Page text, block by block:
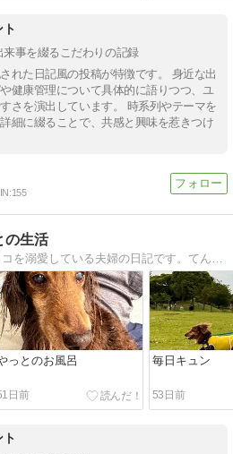
昨夕食_(_^_)_
ト
来事を綴るこだわりの記録
れた日記風の投稿が特徴です。 身近な出
健康管理について具体的に語りつつ、ユ
さを演出しています。 時系列やテーマを
細に綴ることで、共感と興味を惹きつけ
155
生活
っとのお風呂
日前
毎日キュン
53日前
ト